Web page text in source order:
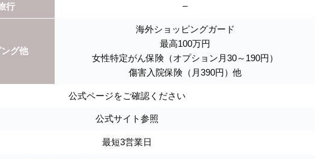
行 –
グ他
海外ショッピングガード
最高100万円
女性特定がん保険（オプション月30～190円）
傷害入院保険（月390円）他
公式ページをご確認ください
公式サイト参照
最短3営業日